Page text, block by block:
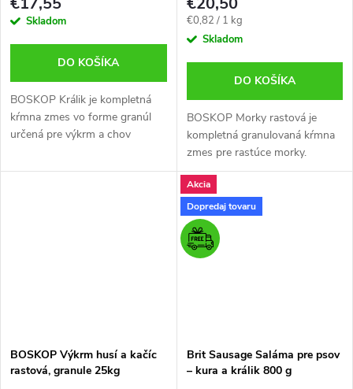
Skladom
DO KOŠÍKA
BOSKOP Králik je kompletná
kŕmna zmes vo forme granúl
určená pre výkrm a chov
pomer bielkovín, vlákniny,
Jednotková
cena:
€0,82 / 1 kg
Skladom
DO KOŠÍKA
BOSKOP Morky rastová je
kompletná granulovaná kŕmna
zmes pre rastúce morky.
Obsahuje optimálny pomer
bielkovín, energie, vitamínov a
minerálov na rýchly a zdravý
rast, vývoj...
BOSKOP Výkrm husí a kačíc
rastová, granule 25kg
Akcia
Dopredaj tovaru
Brit Sausage Saláma pre psov
– kura a králik 800 g